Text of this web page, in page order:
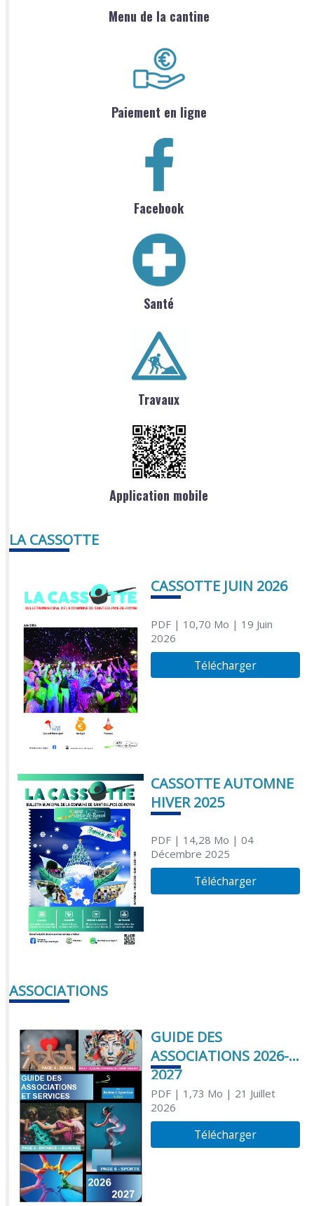
Menu de la cantine
Paiement en ligne
Facebook
Santé
Travaux
Application mobile
LA CASSOTTE
CASSOTTE JUIN 2026
PDF| 10,70 Mo | 19 Juin
2026
Télécharger
CASSOTTE AUTOMNE
HIVER 2025
PDF| 14,28 Mo | 04
Décembre 2025
Télécharger
ASSOCIATIONS
GUIDE DES
ASSOCIATIONS 2026-
2027
PDF| 1,73 Mo | 21 Juillet
2026
Télécharger